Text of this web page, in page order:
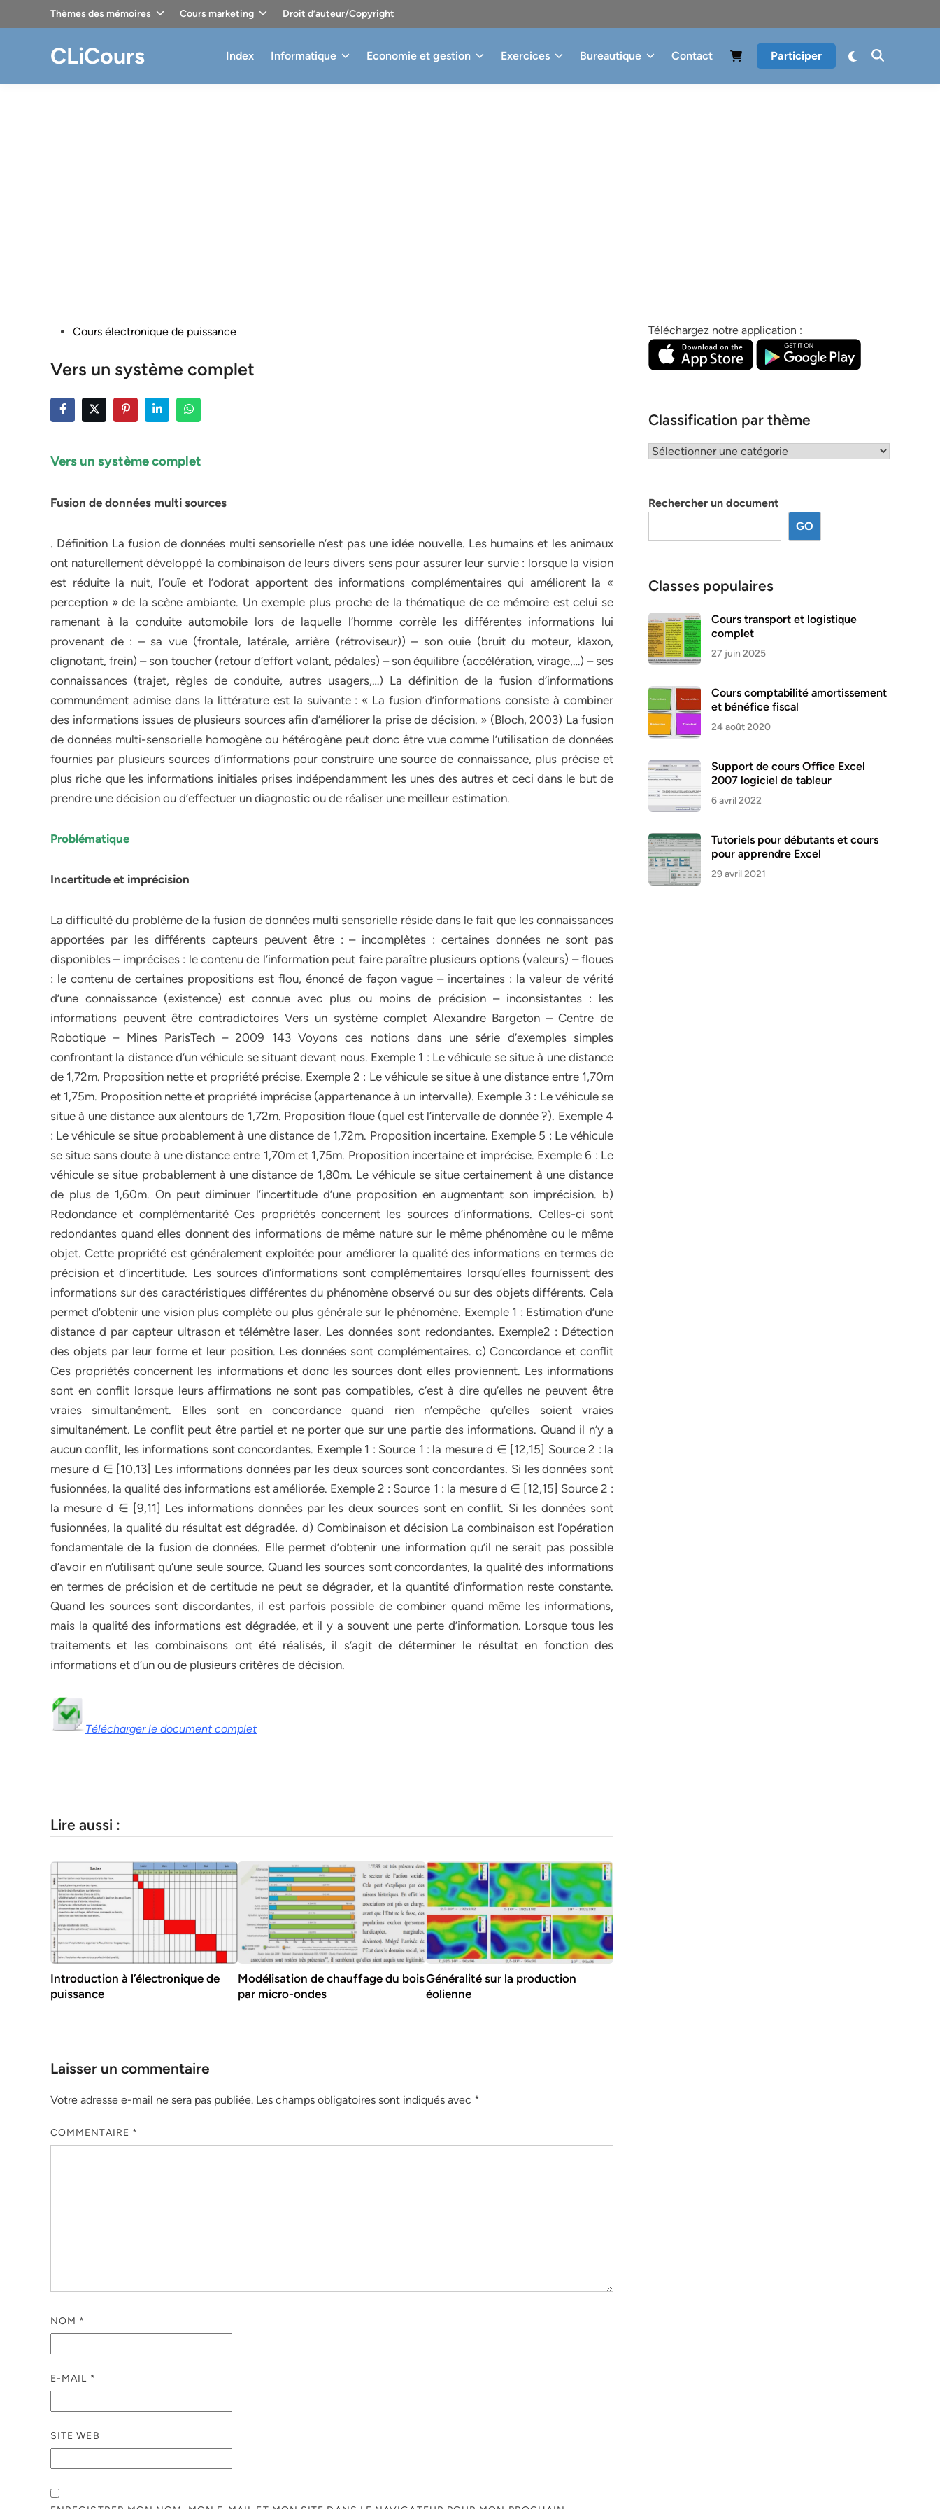
Thèmes des mémoires Cours marketing Droit d’auteur/Copyright
CLiCours Index Informatique Economie et gestion Exercices Bureautique Contact Participer
PostedCours électronique de puissance
Vers un système complet
Vers un système complet
Fusion de données multi sources
. Définition La fusion de données multi sensorielle n’est pas une idée nouvelle. Les humains et les animaux
ont naturellement développé la combinaison de leurs divers sens pour assurer leur survie : lorsque la vision
est réduite la nuit, l’ouïe et l’odorat apportent des informations complémentaires qui améliorent la «
perception » de la scène ambiante. Un exemple plus proche de la thématique de ce mémoire est celui se
ramenant à la conduite automobile lors de laquelle l’homme corrèle les différentes informations lui
provenant de : – sa vue (frontale, latérale, arrière (rétroviseur)) – son ouïe (bruit du moteur, klaxon,
clignotant, frein) – son toucher (retour d’effort volant, pédales) – son équilibre (accélération, virage,…) – ses
connaissances (trajet, règles de conduite, autres usagers,…) La définition de la fusion d’informations
communément admise dans la littérature est la suivante : « La fusion d’informations consiste à combiner
des informations issues de plusieurs sources afin d’améliorer la prise de décision. » (Bloch, 2003) La fusion
de données multi-sensorielle homogène ou hétérogène peut donc être vue comme l’utilisation de données
fournies par plusieurs sources d’informations pour construire une source de connaissance, plus précise et
plus riche que les informations initiales prises indépendamment les unes des autres et ceci dans le but de
prendre une décision ou d’effectuer un diagnostic ou de réaliser une meilleur estimation.
Problématique
Incertitude et imprécision
La difficulté du problème de la fusion de données multi sensorielle réside dans le fait que les connaissances
apportées par les différents capteurs peuvent être : – incomplètes : certaines données ne sont pas
disponibles – imprécises : le contenu de l’information peut faire paraître plusieurs options (valeurs) – floues
: le contenu de certaines propositions est flou, énoncé de façon vague – incertaines : la valeur de vérité
d’une connaissance (existence) est connue avec plus ou moins de précision – inconsistantes : les
informations peuvent être contradictoires Vers un système complet Alexandre Bargeton – Centre de
Robotique – Mines ParisTech – 2009 143 Voyons ces notions dans une série d’exemples simples
confrontant la distance d’un véhicule se situant devant nous. Exemple 1 : Le véhicule se situe à une distance
de 1,72m. Proposition nette et propriété précise. Exemple 2 : Le véhicule se situe à une distance entre 1,70m
et 1,75m. Proposition nette et propriété imprécise (appartenance à un intervalle). Exemple 3 : Le véhicule se
situe à une distance aux alentours de 1,72m. Proposition floue (quel est l’intervalle de donnée ?). Exemple 4
: Le véhicule se situe probablement à une distance de 1,72m. Proposition incertaine. Exemple 5 : Le véhicule
se situe sans doute à une distance entre 1,70m et 1,75m. Proposition incertaine et imprécise. Exemple 6 : Le
véhicule se situe probablement à une distance de 1,80m. Le véhicule se situe certainement à une distance
de plus de 1,60m. On peut diminuer l’incertitude d’une proposition en augmentant son imprécision. b)
Redondance et complémentarité Ces propriétés concernent les sources d’informations. Celles-ci sont
redondantes quand elles donnent des informations de même nature sur le même phénomène ou le même
objet. Cette propriété est généralement exploitée pour améliorer la qualité des informations en termes de
précision et d’incertitude. Les sources d’informations sont complémentaires lorsqu’elles fournissent des
informations sur des caractéristiques différentes du phénomène observé ou sur des objets différents. Cela
permet d’obtenir une vision plus complète ou plus générale sur le phénomène. Exemple 1 : Estimation d’une
distance d par capteur ultrason et télémètre laser. Les données sont redondantes. Exemple2 : Détection
des objets par leur forme et leur position. Les données sont complémentaires. c) Concordance et conflit
Ces propriétés concernent les informations et donc les sources dont elles proviennent. Les informations
sont en conflit lorsque leurs affirmations ne sont pas compatibles, c’est à dire qu’elles ne peuvent être
vraies simultanément. Elles sont en concordance quand rien n’empêche qu’elles soient vraies
simultanément. Le conflit peut être partiel et ne porter que sur une partie des informations. Quand il n’y a
aucun conflit, les informations sont concordantes. Exemple 1 : Source 1 : la mesure d ∈ [12,15] Source 2 : la
mesure d ∈ [10,13] Les informations données par les deux sources sont concordantes. Si les données sont
fusionnées, la qualité des informations est améliorée. Exemple 2 : Source 1 : la mesure d ∈ [12,15] Source 2 :
la mesure d ∈ [9,11] Les informations données par les deux sources sont en conflit. Si les données sont
fusionnées, la qualité du résultat est dégradée. d) Combinaison et décision La combinaison est l’opération
fondamentale de la fusion de données. Elle permet d’obtenir une information qu’il ne serait pas possible
d’avoir en n’utilisant qu’une seule source. Quand les sources sont concordantes, la qualité des informations
en termes de précision et de certitude ne peut se dégrader, et la quantité d’information reste constante.
Quand les sources sont discordantes, il est parfois possible de combiner quand même les informations,
mais la qualité des informations est dégradée, et il y a souvent une perte d’information. Lorsque tous les
traitements et les combinaisons ont été réalisés, il s’agit de déterminer le résultat en fonction des
informations et d’un ou de plusieurs critères de décision.
Télécharger le document complet
Lire aussi :
Introduction à l’électronique de
puissance
Modélisation de chauffage du bois
par micro-ondes
Généralité sur la production
éolienne
Laisser un commentaire
Votre adresse e-mail ne sera pas publiée. Les champs obligatoires sont indiqués avec *
COMMENTAIRE *
NOM *
E-MAIL *
SITE WEB
Téléchargez notre application :
Classification par thème
Classification
Rechercher un document
GO
Classes populaires
Cours transport et logistique
complet
27 juin 2025
Cours comptabilité amortissement
et bénéfice fiscal
24 août 2020
Support de cours Office Excel
2007 logiciel de tableur
6 avril 2022
Tutoriels pour débutants et cours
pour apprendre Excel
29 avril 2021